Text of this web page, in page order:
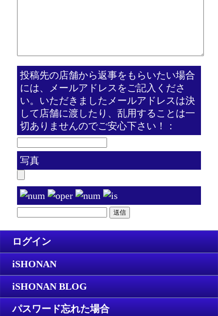
投稿先の店舗から返事をもらいたい場合
には、メールアドレスをご記入くださ
い。いただきましたメールアドレスは決
して店舗に渡したり、乱用することは一
切ありませんのでご安心下さい！：
写真
ログイン
iSHONAN
iSHONAN BLOG
パスワード忘れた場合